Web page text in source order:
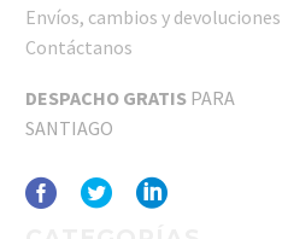
Envíos, cambios y devoluciones
Contáctanos
DESPACHO GRATIS PARA
SANTIAGO